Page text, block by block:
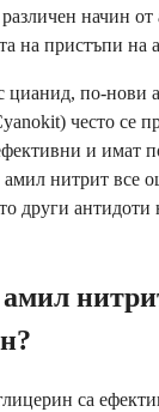
различен начин
на пристъпи на
цианид, по-нови
често се
и имат
нитрит все
други антидоти
са